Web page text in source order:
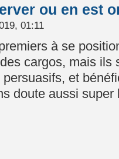
ou en est
01:11
à se
cargos, mais ils
et
doute aussi super